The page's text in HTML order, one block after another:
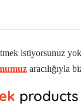
istiyorsunuz
aracılığıyla
products